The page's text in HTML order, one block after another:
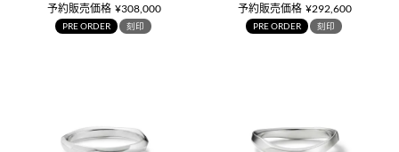
予約販売価格 ¥308,000
PRE ORDER 刻印
予約販売価格 ¥292,600
PRE ORDER 刻印